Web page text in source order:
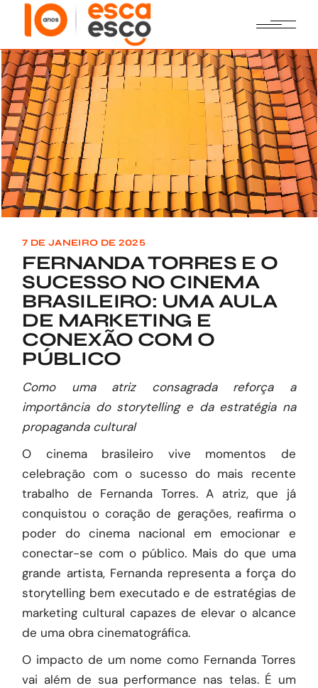
content
7 DE JANEIRO DE 2025
FERNANDA TORRES E O
SUCESSO NO CINEMA
BRASILEIRO: UMA AULA
DE MARKETING E
CONEXÃO COM O
PÚBLICO
Como uma atriz consagrada reforça a
importância do storytelling e da estratégia na
propaganda cultural
O cinema brasileiro vive momentos de
celebração com o sucesso do mais recente
trabalho de Fernanda Torres. A atriz, que já
conquistou o coração de gerações, reafirma o
poder do cinema nacional em emocionar e
conectar-se com o público. Mais do que uma
grande artista, Fernanda representa a força do
storytelling bem executado e de estratégias de
marketing cultural capazes de elevar o alcance
de uma obra cinematográfica.
O impacto de um nome como Fernanda Torres
vai além de sua performance nas telas. É um